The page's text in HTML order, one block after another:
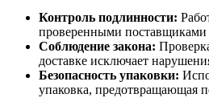
Контроль подлинности:
проверенными поставщиками
Соблюдение закона:
доставке исключает
Безопасность упаковки:
упаковка, предотвращающая